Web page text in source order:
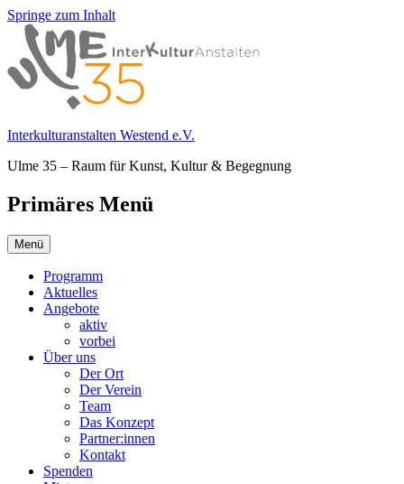
Springe zum Inhalt
Interkulturanstalten Westend e.V.
Ulme 35 – Raum für Kunst, Kultur & Begegnung
Primäres Menü
Menü
Programm
Aktuelles
Angebote
aktiv
vorbei
Über uns
Der Ort
Der Verein
Team
Das Konzept
Partner:innen
Kontakt
Spenden